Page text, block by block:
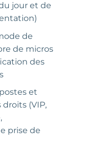
jour et de
de
de micros
des
et
droits (VIP,
prise de